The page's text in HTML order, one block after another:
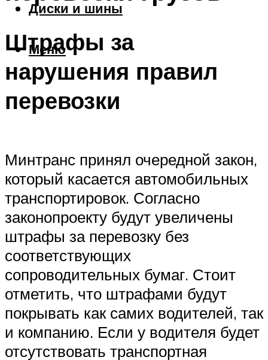
Диски и шины
Меню
Штрафы за
нарушения правил
перевозки
Минтранс принял очередной закон,
который касается автомобильных
транспортировок. Согласно
законопроекту будут увеличены
штрафы за перевозку без
соответствующих
сопроводительных бумаг. Стоит
отметить, что штрафами будут
покрывать как самих водителей, так
и компанию. Если у водителя будет
отсутствовать транспортная